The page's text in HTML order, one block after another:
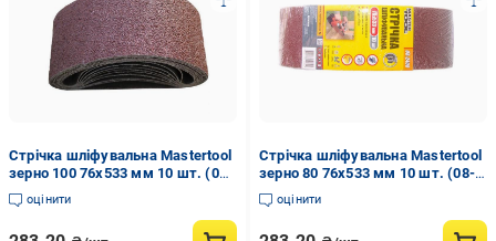
Стрічка шліфувальна Mastertool
зерно 100 76x533 мм 10 шт. (08-
2410)
оцінити
Стрічка шліфувальна Mastertool
зерно 80 76x533 мм 10 шт. (08-
2408)
оцінити